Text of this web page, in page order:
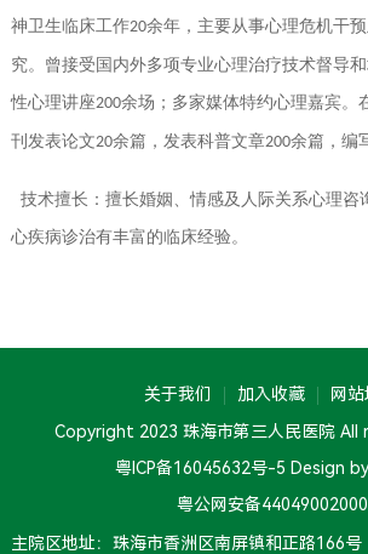
神卫生临床工作20余年，主要从事心理危机干
究。曾接受国内外多项专业心理治疗技术督导
性心理讲座200余场；多家媒体特约心理嘉宾。
刊发表论文20余篇，发表科普文章200余篇，编
技术擅长：擅长婚姻、情感及人际关系心理咨
心疾病诊治有丰富的临床经验。
关于我们 加入收藏
网站
Copyright 2023 珠海市第三人民医院 All
粤ICP备16045632号-5 Design
粤公网安备
主院区地址：珠海市香洲区南屏镇和正路166号